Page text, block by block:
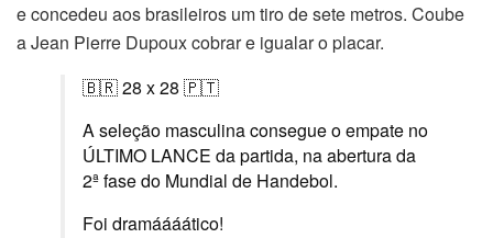
e concedeu aos brasileiros um tiro de sete metros. Coube
a Jean Pierre Dupoux cobrar e igualar o placar.
🇧🇷 28 x 28 🇵🇹
A seleção masculina consegue o empate no
ÚLTIMO LANCE da partida, na abertura da
2ª fase do Mundial de Handebol.
Foi dramáááático!